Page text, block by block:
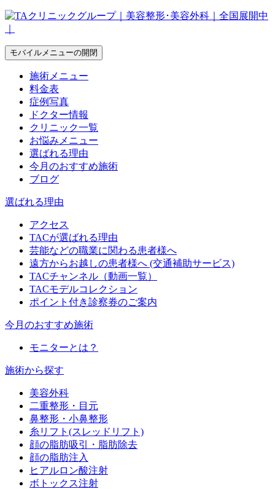
モバイルメニューの開閉
施術メニュー
料金表
症例写真
ドクター情報
クリニック一覧
お悩みメニュー
選ばれる理由
今月のおすすめ施術
ブログ
選ばれる理由
アクセス
TACが選ばれる理由
芸能などの職業に関わる患者様へ
遠方からお越しの患者様へ (交通補助サービス)
TACチャンネル（動画一覧）
TACモデルコレクション
ポイント付き診察券のご案内
今月のおすすめ施術
モニターとは？
施術から探す
美容外科
二重整形・目元
鼻整形・小鼻整形
糸リフト(スレッドリフト)
顔の脂肪吸引・脂肪除去
顔の脂肪注入
ヒアルロン酸注射
ボトックス注射